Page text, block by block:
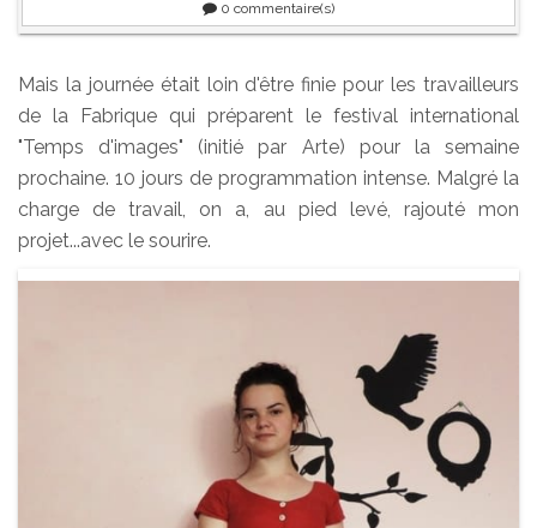
0 commentaire(s)
Mais la journée était loin d'être finie pour les travailleurs
de la Fabrique qui préparent le festival international
"Temps d'images" (initié par Arte) pour la semaine
prochaine. 10 jours de programmation intense. Malgré la
charge de travail, on a, au pied levé, rajouté mon
projet...avec le sourire.